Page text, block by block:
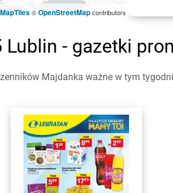
©OpenStreetMapcontributors
- gazetki
Majdanka ważne w tym